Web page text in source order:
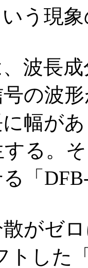
いう現
波長
の波
幅が
る。
「
がゼロ
トした